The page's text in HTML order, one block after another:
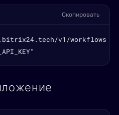
Скопировать
v1/workflows \